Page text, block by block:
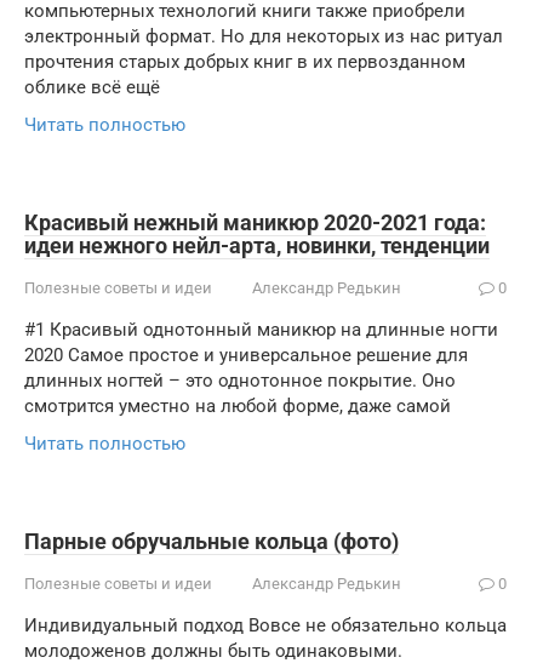
компьютерных технологий книги также приобрели
электронный формат. Но для некоторых из нас ритуал
прочтения старых добрых книг в их первозданном
облике всё ещё
Читать полностью
Красивый нежный маникюр 2020-2021 года:
идеи нежного нейл-арта, новинки, тенденции
Полезные советы и идеи Александр Редькин 0
#1 Красивый однотонный маникюр на длинные ногти
2020 Самое простое и универсальное решение для
длинных ногтей – это однотонное покрытие. Оно
смотрится уместно на любой форме, даже самой
Читать полностью
Парные обручальные кольца (фото)
Полезные советы и идеи Александр Редькин 0
Индивидуальный подход Вовсе не обязательно кольца
молодоженов должны быть одинаковыми.